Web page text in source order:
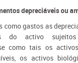
depreciáveis ou
como gastos as
do activo sujeitos
como tais os
os activos